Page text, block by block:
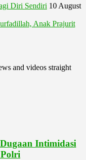
Diri Sendiri 10 August
Anak Prajurit
and videos straight
Intimidasi